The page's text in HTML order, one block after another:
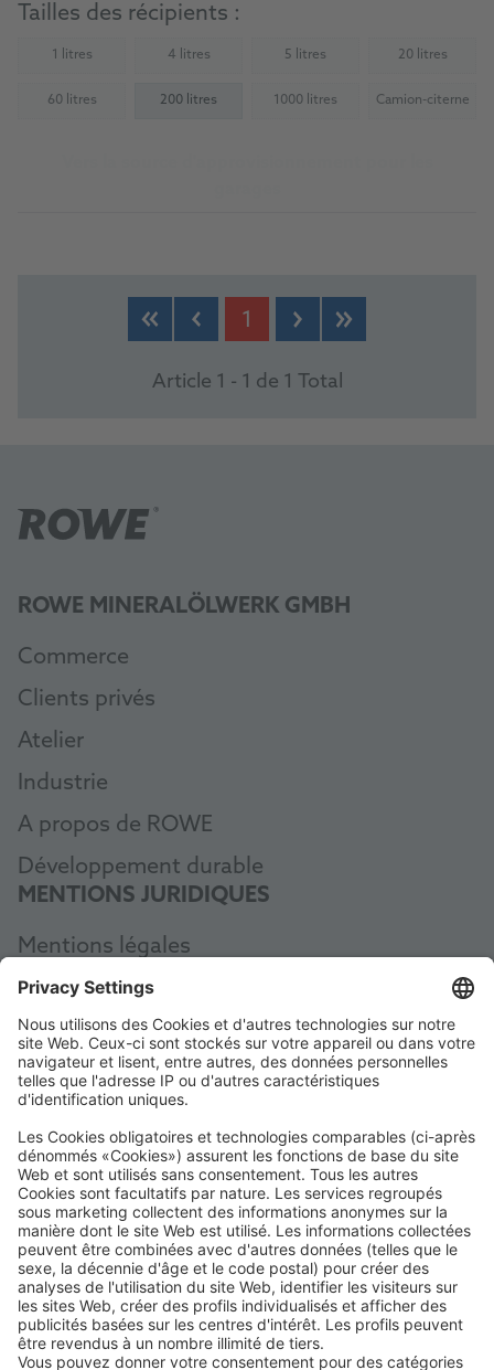
Tailles des récipients :
1 litres(Not available) 4 litres(Not available) 5 litres(Not available) 20 litres
(Not
60 litres(Not available) 200 litres 1000 litres(Not available)Camion-citerne
(Not
1
Article 1 - 1 de 1 Total
ROWE MINERALÖLWERK GMBH
Commerce
Clients privés
Atelier
Industrie
A propos de ROWE
Développement durable
MENTIONS JURIDIQUES
Mentions légales
Protection des données
CGV
AEB
Code of Conduct
Accessibility Statement
ROWE SOCIAL
CERTIFIÉ PAR